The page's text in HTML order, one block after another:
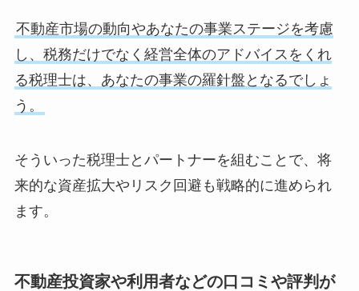
不動産市場の動向やあなたの事業ステージを考慮
し、税務だけでなく経営全体のアドバイスをくれ
る税理士は、あなたの事業の羅針盤となるでしょ
う。
そういった税理士とパートナーを組むことで、将
来的な資産拡大やリスク回避も戦略的に進められ
ます。
不動産投資家や利用者などの口コミや評判が